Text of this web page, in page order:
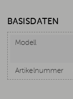
BASISDATEN
Modell
Artikelnummer